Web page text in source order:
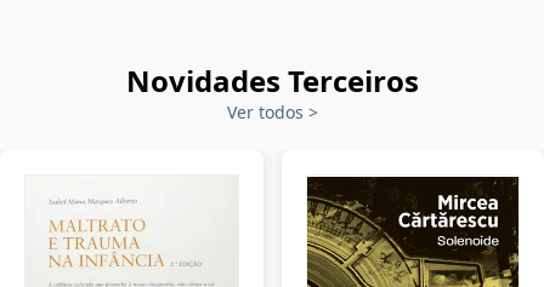
Novidades Terceiros
Ver todos >